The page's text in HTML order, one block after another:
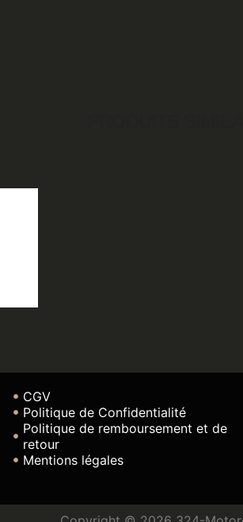
CGV
Politique de Confidentialité
Politique de remboursement et de
retour
Mentions légales